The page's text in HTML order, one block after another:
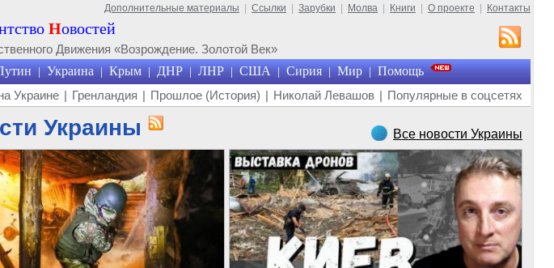
Дополнительные материалы Ссылки Зарубки Молва Книги О проекте Контакты
Новостей
Движения «Возрождение. Золотой Век»
| Украина | Крым | ДНР | ЛНР | США | Сирия | Мир | Помощь
Украине | Гренландия | Прошлое (История) | Николай Левашов | Популярные в соцсетях
Украины Все новости Украины